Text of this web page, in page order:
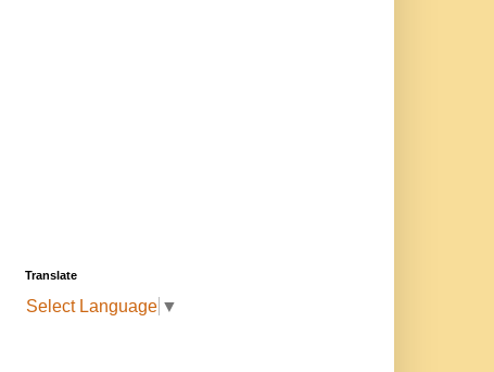
Translate
Select Language ▼